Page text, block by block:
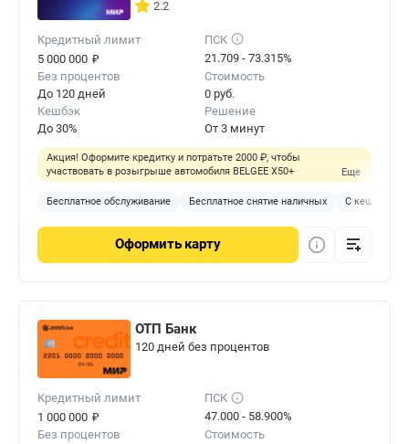
2.2
Кредитный лимит
5 000 000 ₽
ПСК
21.709 - 73.315%
Без процентов
До 120 дней
Стоимость
0 руб.
Кешбэк
До 30%
Решение
От 3 минут
Акция! Оформите кредитку и потратьте 2000 ₽, чтобы
участвовать в розыгрыше автомобиля BELGEE X50+
Еще
Бесплатное обслуживание Бесплатное снятие наличных С кешбэком
Оформить карту
ОТП Банк
120 дней без процентов
Кредитный лимит
1 000 000 ₽
ПСК
47.000 - 58.900%
Без процентов
Стоимость